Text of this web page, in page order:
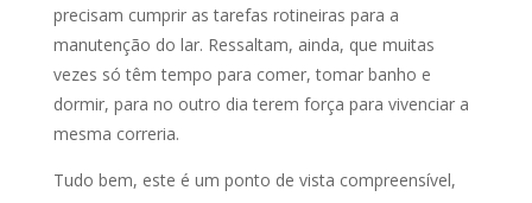
precisam cumprir as tarefas rotineiras para a
manutenção do lar. Ressaltam, ainda, que muitas
vezes só têm tempo para comer, tomar banho e
dormir, para no outro dia terem força para vivenciar a
mesma correria.
Tudo bem, este é um ponto de vista compreensível,